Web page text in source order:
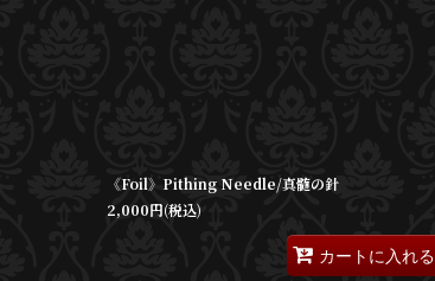
《Foil》Pithing Needle/真髄の針
2,000円(税込)
カートに入れる